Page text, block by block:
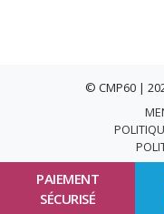
PAIEMENT
SÉCURISÉ
© CMP60 |